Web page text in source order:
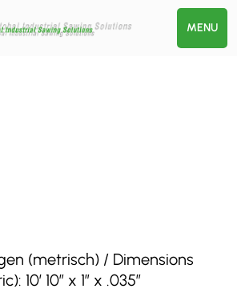
MENU
(metrisch) / Dimensions
10′ 10″ x 1″ x .035″